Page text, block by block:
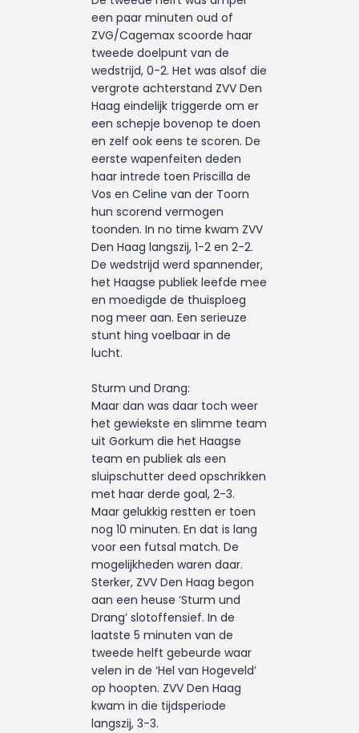
een paar minuten oud of
ZVG/Cagemax scoorde haar
tweede doelpunt van de
wedstrijd, 0-2. Het was alsof die
vergrote achterstand ZVV Den
Haag eindelijk triggerde om er
een schepje bovenop te doen
en zelf ook eens te scoren. De
eerste wapenfeiten deden
haar intrede toen Priscilla de
Vos en Celine van der Toorn
hun scorend vermogen
toonden. In no time kwam ZVV
Den Haag langszij, 1-2 en 2-2.
De wedstrijd werd spannender,
het Haagse publiek leefde mee
en moedigde de thuisploeg
nog meer aan. Een serieuze
stunt hing voelbaar in de
lucht.
Sturm und Drang:
Maar dan was daar toch weer
het gewiekste en slimme team
uit Gorkum die het Haagse
team en publiek als een
sluipschutter deed opschrikken
met haar derde goal, 2-3.
Maar gelukkig restten er toen
nog 10 minuten. En dat is lang
voor een futsal match. De
mogelijkheden waren daar.
Sterker, ZVV Den Haag begon
aan een heuse ‘Sturm und
Drang’ slotoffensief. In de
laatste 5 minuten van de
tweede helft gebeurde waar
velen in de ‘Hel van Hogeveld’
op hoopten. ZVV Den Haag
kwam in die tijdsperiode
langszij, 3-3.